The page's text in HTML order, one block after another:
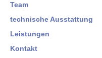
Team
technische Ausstattung
Leistungen
Kontakt